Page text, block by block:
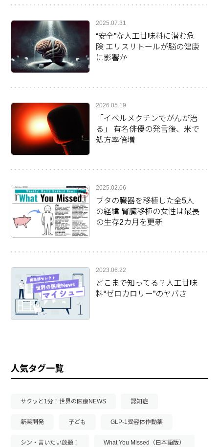
2025.07.31
“安全”な人工甘味料に潜む危
険 エリスリトールが脳の健康
に影響か
2026.05.19
「イベルメクチンでがんが治
る」 有名俳優の発言後、米で
処方率倍増
2025.02.06
ブタの臓器を移植した全5人
の経緯 腎臓移植の女性は最長
の生存2カ月を更新
2023.06.22
どこまで知ってる？人工甘味
料“ゼロカロリー”のヤバさ
人気タグ一覧
サクッと1分！世界の医療NEWS 認知症
新薬開発 子ども GLP-1受容体作動薬
シン・言いたい放題！ What You Missed（日本語版）